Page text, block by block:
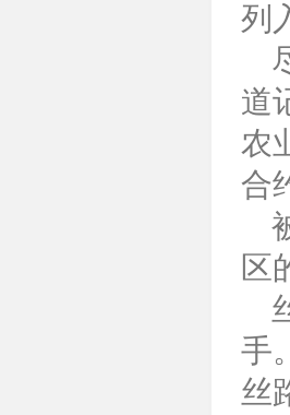
列
道
农
合
区
手
丝